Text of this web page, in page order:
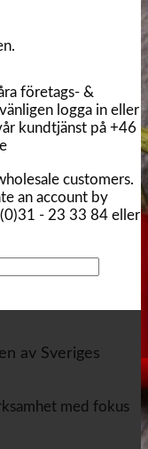
företags- &
logga in eller
kundtjänst på +46
customers.
an account by
- 23 33 84 eller
av Sveriges
med fokus